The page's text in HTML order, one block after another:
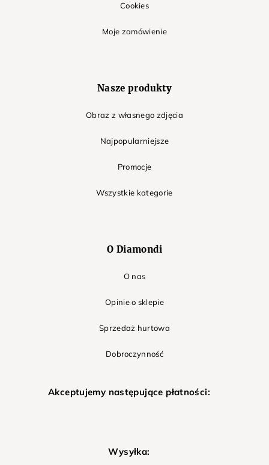
Cookies
Moje zamówienie
Nasze produkty
Obraz z własnego zdjęcia
Najpopularniejsze
Promocje
Wszystkie kategorie
O Diamondi
O nas
Opinie o sklepie
Sprzedaż hurtowa
Dobroczynność
Akceptujemy następujące płatności:
Wysyłka: